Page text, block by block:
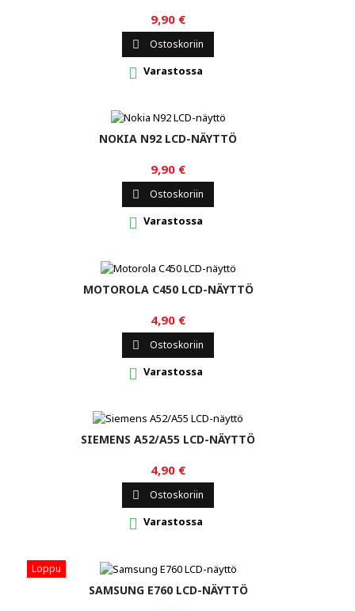
9,90 €
 Ostoskoriin
 Varastossa
NOKIA N92 LCD-NÄYTTÖ
9,90 €
 Ostoskoriin
 Varastossa
MOTOROLA C450 LCD-NÄYTTÖ
4,90 €
 Ostoskoriin
 Varastossa
SIEMENS A52/A55 LCD-NÄYTTÖ
4,90 €
 Ostoskoriin
 Varastossa
Loppu
SAMSUNG E760 LCD-NÄYTTÖ